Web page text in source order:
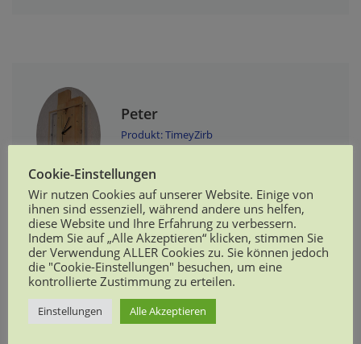
Peter
Produkt: TimeyZirb
Tolle Wanduhr die sehr modern und elegant
aussieht. Das Uhrwerk hört man wirklich nicht, kein
ticken. Wir sind von der Qualität vollends überzeugt,
alles massiv und sehr stabil. Der Versand war sehr
schnell, die Uhr war stabil verpackt.
Cookie-Einstellungen
Wir nutzen Cookies auf unserer Website. Einige von
ihnen sind essenziell, während andere uns helfen,
diese Website und Ihre Erfahrung zu verbessern.
Indem Sie auf „Alle Akzeptieren“ klicken, stimmen Sie
der Verwendung ALLER Cookies zu. Sie können jedoch
die "Cookie-Einstellungen" besuchen, um eine
kontrollierte Zustimmung zu erteilen.
Einstellungen Alle Akzeptieren